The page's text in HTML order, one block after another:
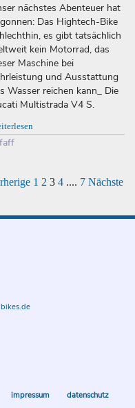
nächstes Abenteuer hat
Das Hightech-Bike
es gibt tatsächlich
kein Motorrad, das
Maschine bei
und Ausstattung
Wasser reichen kann_ Die
Multistrada V4 S.
1 2 3 4 .... 7 Nächste
impressum datenschutz